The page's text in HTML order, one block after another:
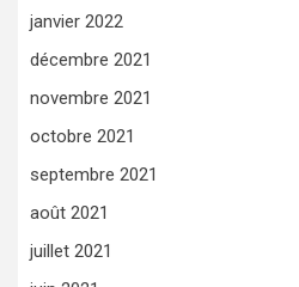
janvier 2022
décembre 2021
novembre 2021
octobre 2021
septembre 2021
août 2021
juillet 2021